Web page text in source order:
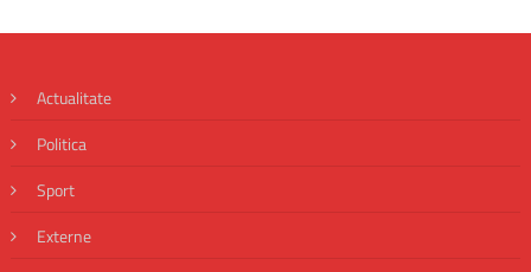
Actualitate
Politica
Sport
Externe